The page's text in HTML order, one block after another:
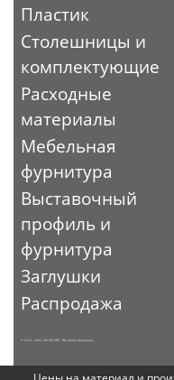
Пластик
Столешницы и
комплектующие
Расходные
материалы
Мебельная
фурнитура
Выставочный
профиль и
фурнитура
Заглушки
Распродажа
© 2010 - 2026. ЭКСПО-ТОРГ. Все права защищены.